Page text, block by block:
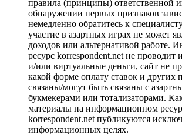
правила (принципы) ответственной
обнаружении первых признаков
немедленно обратитесь к
участие в азартных играх не может
доходов или альтернативой работе.
ресурс korrespondent.net не проводит
и/или виртуальные деньги, сайт не
какой форме оплату ставок и других
связаны/могут быть связаны с
букмекерами или тотализаторами.
материалы на информационном
korrespondent.net публикуются
информационных целях.